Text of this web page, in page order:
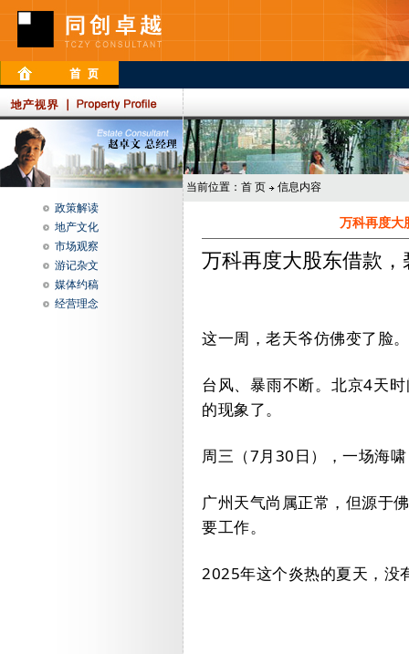
政策解读
地产文化
市场观察
游记杂文
媒体约稿
经营理念
当前位置： 首 页 信息内容
万科再度大
万科再度大股东借款
这一周，老天爷仿佛变了脸。
台风、暴雨不断。北京4天
的现象了。
周三（7月30日），一场海
广州天气尚属正常，但源于
要工作。
2025年这个炎热的夏天，没